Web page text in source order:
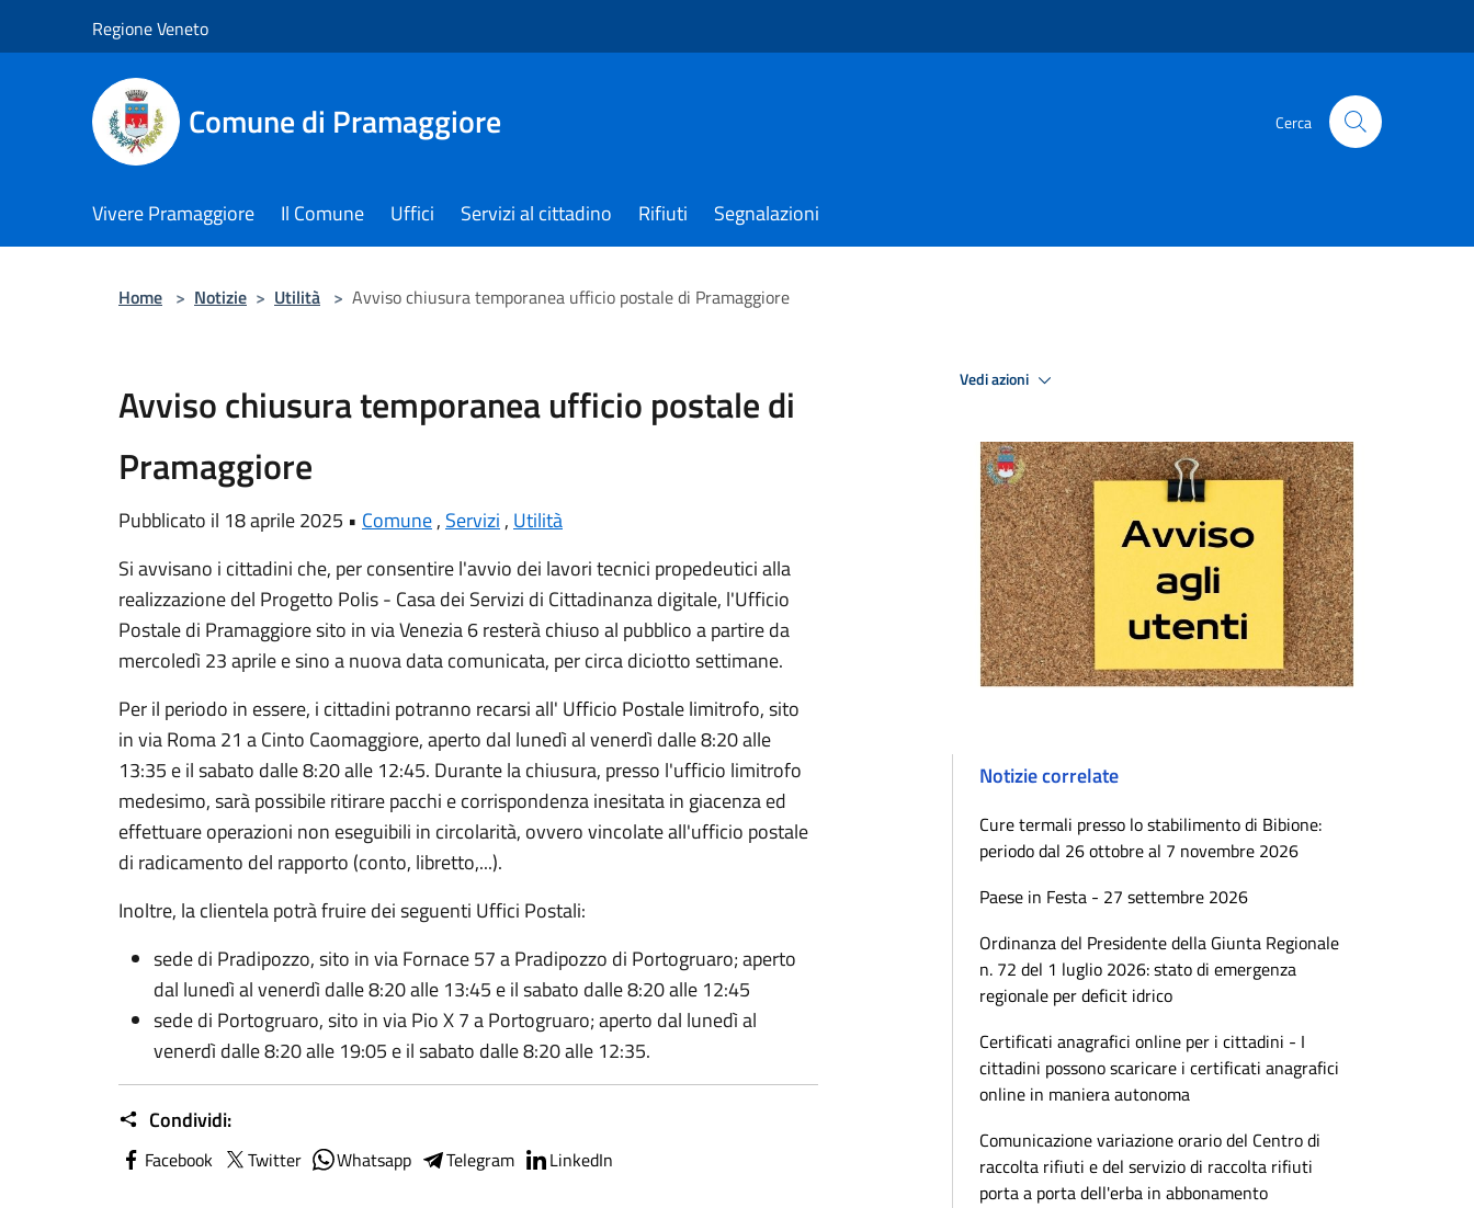
Regione Veneto
Comune di Pramaggiore Cerca
Vivere Pramaggiore Il Comune Uffici Servizi al cittadino Rifiuti Segnalazioni
Home > Notizie > Utilità > Avviso chiusura temporanea ufficio postale di Pramaggiore
Avviso chiusura temporanea ufficio postale di
Pramaggiore
Pubblicato il 18 aprile 2025 • Comune, Servizi , Utilità
Si avvisano i cittadini che, per consentire l'avvio dei lavori tecnici propedeutici alla
realizzazione del Progetto Polis - Casa dei Servizi di Cittadinanza digitale, l'Ufficio
Postale di Pramaggiore sito in via Venezia 6 resterà chiuso al pubblico a partire da
mercoledì 23 aprile e sino a nuova data comunicata, per circa diciotto settimane.
Per il periodo in essere, i cittadini potranno recarsi all' Ufficio Postale limitrofo, sito
in via Roma 21 a Cinto Caomaggiore, aperto dal lunedì al venerdì dalle 8:20 alle
13:35 e il sabato dalle 8:20 alle 12:45. Durante la chiusura, presso l'ufficio limitrofo
medesimo, sarà possibile ritirare pacchi e corrispondenza inesitata in giacenza ed
effettuare operazioni non eseguibili in circolarità, ovvero vincolate all'ufficio postale
di radicamento del rapporto (conto, libretto,...).
Inoltre, la clientela potrà fruire dei seguenti Uffici Postali:
sede di Pradipozzo, sito in via Fornace 57 a Pradipozzo di Portogruaro; aperto
dal lunedì al venerdì dalle 8:20 alle 13:45 e il sabato dalle 8:20 alle 12:45
sede di Portogruaro, sito in via Pio X 7 a Portogruaro; aperto dal lunedì al
venerdì dalle 8:20 alle 19:05 e il sabato dalle 8:20 alle 12:35.
Condividi:
Facebook Twitter Whatsapp Telegram LinkedIn
Vedi azioni
Notizie correlate
Cure termali presso lo stabilimento di Bibione:
periodo dal 26 ottobre al 7 novembre 2026
Paese in Festa - 27 settembre 2026
Ordinanza del Presidente della Giunta Regionale
n. 72 del 1 luglio 2026: stato di emergenza
regionale per deficit idrico
Certificati anagrafici online per i cittadini - I
cittadini possono scaricare i certificati anagrafici
online in maniera autonoma
Comunicazione variazione orario del Centro di
raccolta rifiuti e del servizio di raccolta rifiuti
porta a porta dell'erba in abbonamento